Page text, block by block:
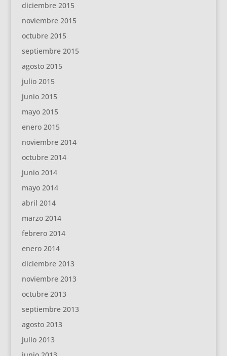
diciembre 2015
noviembre 2015
octubre 2015
septiembre 2015
agosto 2015
julio 2015
junio 2015
mayo 2015
enero 2015
noviembre 2014
octubre 2014
junio 2014
mayo 2014
abril 2014
marzo 2014
febrero 2014
enero 2014
diciembre 2013
noviembre 2013
octubre 2013
septiembre 2013
agosto 2013
julio 2013